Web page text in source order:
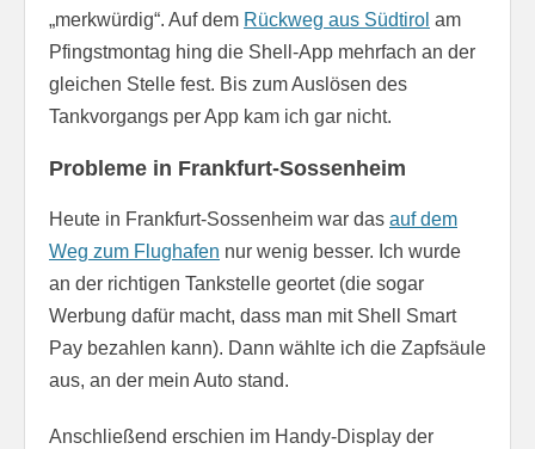
„merkwürdig“. Auf dem Rückweg aus Südtirol am
Pfingstmontag hing die Shell-App mehrfach an der
gleichen Stelle fest. Bis zum Auslösen des
Tankvorgangs per App kam ich gar nicht.
Probleme in Frankfurt-Sossenheim
Heute in Frankfurt-Sossenheim war das auf dem
Weg zum Flughafen nur wenig besser. Ich wurde
an der richtigen Tankstelle geortet (die sogar
Werbung dafür macht, dass man mit Shell Smart
Pay bezahlen kann). Dann wählte ich die Zapfsäule
aus, an der mein Auto stand.
Anschließend erschien im Handy-Display der